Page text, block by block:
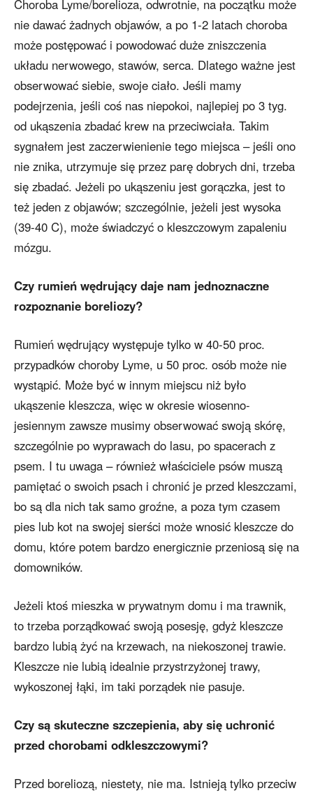
Choroba Lyme/borelioza, odwrotnie, na początku może
nie dawać żadnych objawów, a po 1-2 latach choroba
może postępować i powodować duże zniszczenia
układu nerwowego, stawów, serca. Dlatego ważne jest
obserwować siebie, swoje ciało. Jeśli mamy
podejrzenia, jeśli coś nas niepokoi, najlepiej po 3 tyg.
od ukąszenia zbadać krew na przeciwciała. Takim
sygnałem jest zaczerwienienie tego miejsca – jeśli ono
nie znika, utrzymuje się przez parę dobrych dni, trzeba
się zbadać. Jeżeli po ukąszeniu jest gorączka, jest to
też jeden z objawów; szczególnie, jeżeli jest wysoka
(39-40 C), może świadczyć o kleszczowym zapaleniu
mózgu.
Czy rumień wędrujący daje nam jednoznaczne
rozpoznanie boreliozy?
Rumień wędrujący występuje tylko w 40-50 proc.
przypadków choroby Lyme, u 50 proc. osób może nie
wystąpić. Może być w innym miejscu niż było
ukąszenie kleszcza, więc w okresie wiosenno-
jesiennym zawsze musimy obserwować swoją skórę,
szczególnie po wyprawach do lasu, po spacerach z
psem. I tu uwaga – również właściciele psów muszą
pamiętać o swoich psach i chronić je przed kleszczami,
bo są dla nich tak samo groźne, a poza tym czasem
pies lub kot na swojej sierści może wnosić kleszcze do
domu, które potem bardzo energicznie przeniosą się na
domowników.
Jeżeli ktoś mieszka w prywatnym domu i ma trawnik,
to trzeba porządkować swoją posesję, gdyż kleszcze
bardzo lubią żyć na krzewach, na niekoszonej trawie.
Kleszcze nie lubią idealnie przystrzyżonej trawy,
wykoszonej łąki, im taki porządek nie pasuje.
Czy są skuteczne szczepienia, aby się uchronić
przed chorobami odkleszczowymi?
Przed boreliozą, niestety, nie ma. Istnieją tylko przeciw